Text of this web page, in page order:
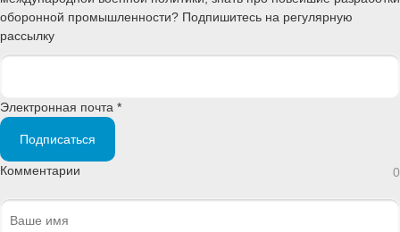
оборонной промышленности? Подпишитесь на регулярную
рассылку
Электронная почта *
Подписаться
Комментарии 0